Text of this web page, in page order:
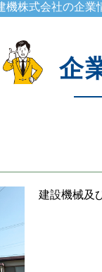
機株式会社の企業
企
建設機械及